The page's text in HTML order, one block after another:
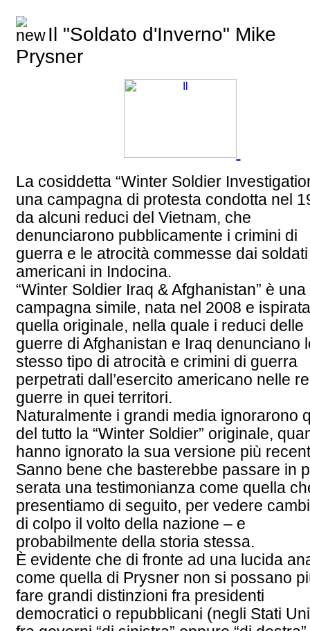
Il "Soldato d'Inverno" Mike
Prysner
La cosiddetta “Winter Soldier
una campagna di protesta condotta nel
da alcuni reduci del Vietnam, che
denunciarono pubblicamente i crimini di
guerra e le atrocità commesse dai soldati
americani in Indocina.
“Winter Soldier Iraq & Afghanistan” è una
campagna simile, nata nel 2008 e
quella originale, nella quale i reduci delle
guerre di Afghanistan e Iraq denunciano
stesso tipo di atrocità e crimini di guerra
perpetrati dall’esercito americano nelle
guerre in quei territori.
Naturalmente i grandi media ignorarono
del tutto la “Winter Soldier” originale,
hanno ignorato la sua versione più
Sanno bene che basterebbe passare in
serata una testimonianza come quella
presentiamo di seguito, per vedere
di colpo il volto della nazione – e
probabilmente della storia stessa.
È evidente che di fronte ad una lucida
come quella di Prysner non si possano
fare grandi distinzioni fra presidenti
democratici o repubblicani (negli Stati